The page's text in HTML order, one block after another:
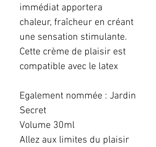
immédiat apportera
chaleur, fraîcheur en créant
une sensation stimulante.
Cette crème de plaisir est
compatible avec le latex
Egalement nommée : Jardin
Secret
Volume 30ml
Allez aux limites du plaisir